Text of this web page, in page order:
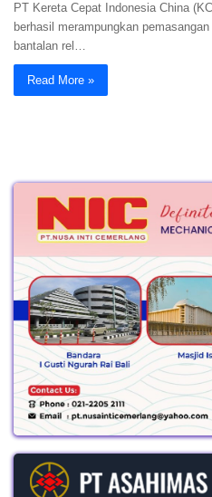
PT Kereta Cepat Indonesia China
berhasil merampungkan
bantalan rel…
Read More »